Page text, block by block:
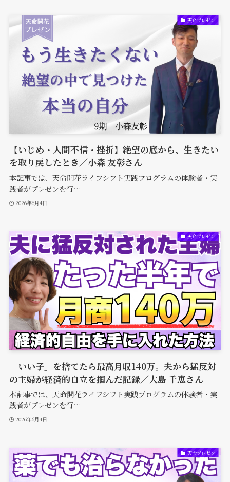
天命プレゼン
【いじめ・人間不信・挫折】絶望の底から、生きたい
を取り戻したとき／小森 友彰さん
本記事では、天命開花ライフシフト実践プログラムの体験者・実
践者がプレゼンを行…
2026年6月4日
天命プレゼン
「いい子」を捨てたら最高月収140万。夫から猛反対
の主婦が経済的自立を掴んだ記録／大島 千恵さん
本記事では、天命開花ライフシフト実践プログラムの体験者・実
践者がプレゼンを行…
2026年6月4日
天命プレゼン